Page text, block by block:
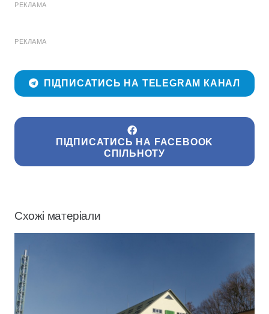
РЕКЛАМА
РЕКЛАМА
ПІДПИСАТИСЬ НА TELEGRAM КАНАЛ
ПІДПИСАТИСЬ НА FACEBOOK
СПІЛЬНОТУ
Схожі матеріали